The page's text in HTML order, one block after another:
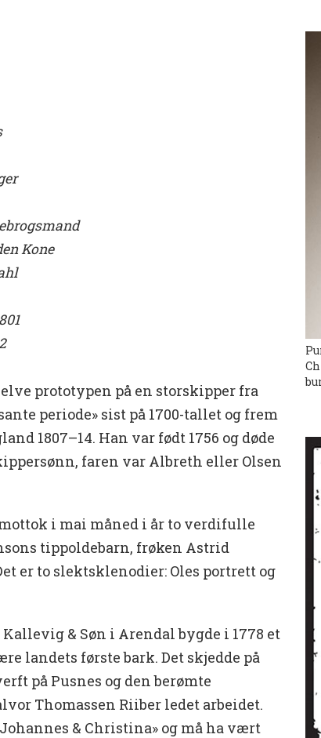
Kone
prototypen på en storskipper fra
periode» sist på 1700-tallet og frem
1807–14. Han var født 1756 og døde
faren var Albreth eller Olsen
i mai måned i år to verdifulle
tippoldebarn, frøken Astrid
er to slektsklenodier: Oles portrett og
& Søn i Arendal bygde i 1778 et
landets første bark. Det skjedde på
på Pusnes og den berømte
Thomassen Riiber ledet arbeidet.
& Christina» og må ha vært